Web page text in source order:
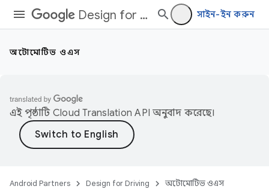
Design for Driving সাইন-ইন করুন
অটোমোটিভ ওএস
এই পৃষ্ঠাটি Cloud Translation API অনুবাদ করেছে।
Android Partners Design for Driving
অটোমোটিভ ওএস